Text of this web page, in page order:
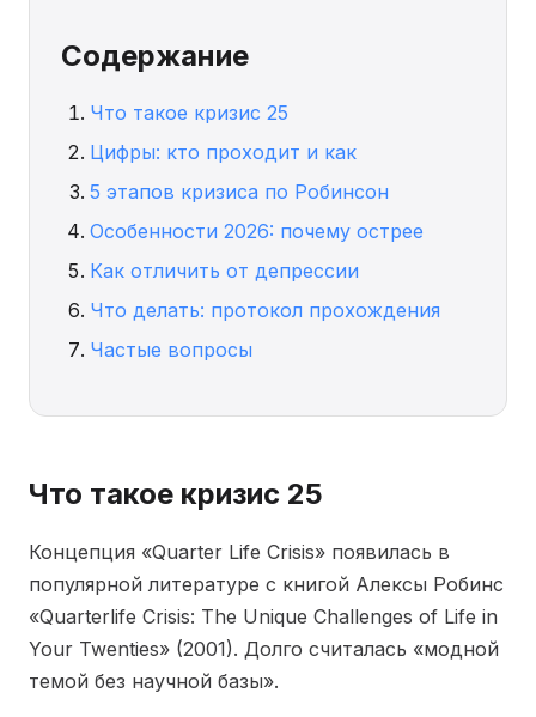
Содержание
Что такое кризис 25
Цифры: кто проходит и как
5 этапов кризиса по Робинсон
Особенности 2026: почему острее
Как отличить от депрессии
Что делать: протокол прохождения
Частые вопросы
Что такое кризис 25
Концепция «Quarter Life Crisis» появилась в
популярной литературе с книгой Алексы Робинс
«Quarterlife Crisis: The Unique Challenges of Life in
Your Twenties» (2001). Долго считалась «модной
темой без научной базы».